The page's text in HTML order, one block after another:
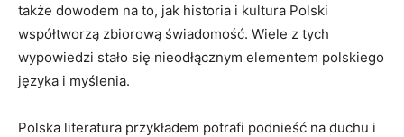
także ​dowodem ⁢na to, jak ⁤historia i kultura Polski
współtworzą zbiorową świadomość. ⁢Wiele z tych
wypowiedzi stało się nieodłącznym elementem polskiego
​języka i ⁤myślenia.
Polska literatura przykładem potrafi‌ podnieść na⁢ duchu‌ i